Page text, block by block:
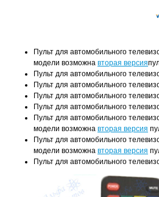
Пульт для автомобильного
модели возможна вторая версия
Пульт для автомобильного
Пульт для автомобильного
Пульт для автомобильного
Пульт для автомобильного
Пульт для автомобильного
модели возможна вторая версия
Пульт для автомобильного
модели возможна вторая версия
Пульт для автомобильного